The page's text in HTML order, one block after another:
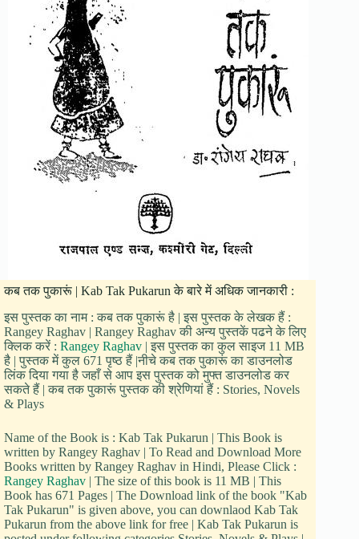
कब तक पुकारूं | Kab Tak Pukarun के बारे में अधिक जानकारी :
इस पुस्तक का नाम : कब तक पुकारूं है | इस पुस्तक के लेखक हैं :
Rangey Raghav | Rangey Raghav की अन्य पुस्तकें पढने के लिए
क्लिक करें : Rangey Raghav | इस पुस्तक का कुल साइज 11 MB
है | पुस्तक में कुल 671 पृष्ठ हैं |नीचे कब तक पुकारूं का डाउनलोड
लिंक दिया गया है जहाँ से आप इस पुस्तक को मुफ्त डाउनलोड कर
सकते हैं | कब तक पुकारूं पुस्तक की श्रेणियां हैं : Stories, Novels
& Plays
Name of the Book is : Kab Tak Pukarun | This Book is
written by Rangey Raghav | To Read and Download More
Books written by Rangey Raghav in Hindi, Please Click :
Rangey Raghav | The size of this book is 11 MB | This
Book has 671 Pages | The Download link of the book "Kab
Tak Pukarun" is given above, you can downlaod Kab Tak
Pukarun from the above link for free | Kab Tak Pukarun is